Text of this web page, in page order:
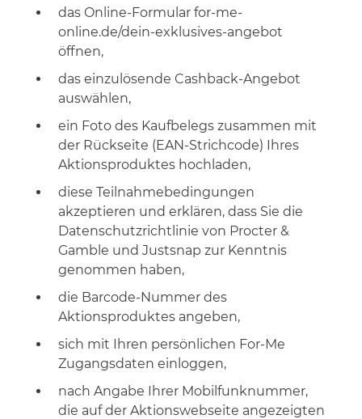
das Online-Formular for-me-
online.de/dein-exklusives-angebot
öffnen,
das einzulösende Cashback-Angebot
auswählen,
ein Foto des Kaufbelegs zusammen mit
der Rückseite (EAN-Strichcode) Ihres
Aktionsproduktes hochladen,
diese Teilnahmebedingungen
akzeptieren und erklären, dass Sie die
Datenschutzrichtlinie von Procter &
Gamble und Justsnap zur Kenntnis
genommen haben,
die Barcode-Nummer des
Aktionsproduktes angeben,
sich mit Ihren persönlichen For-Me
Zugangsdaten einloggen,
nach Angabe Ihrer Mobilfunknummer,
die auf der Aktionswebseite angezeigten